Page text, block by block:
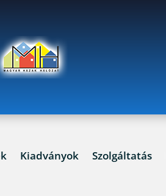
Kiadványok Szolgáltatás